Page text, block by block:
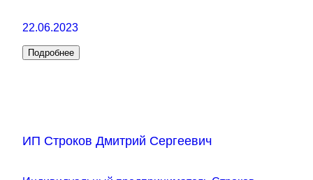
22.06.2023
Подробнее
ИП Строков Дмитрий Сергеевич